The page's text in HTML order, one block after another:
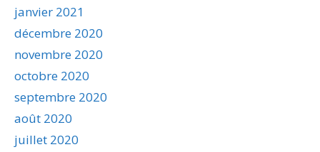
janvier 2021
décembre 2020
novembre 2020
octobre 2020
septembre 2020
août 2020
juillet 2020